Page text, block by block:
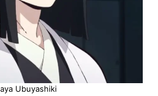
Ubuyashiki